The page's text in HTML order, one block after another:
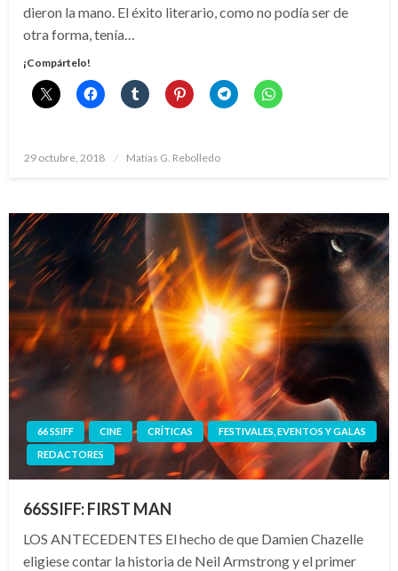
dieron la mano. El éxito literario, como no podía ser de
otra forma, tenía…
¡Compártelo!
Publicado
29 octubre, 2018 Matías G. Rebolledo
66 SSIFF CINE CRÍTICAS
FESTIVALES, EVENTOS Y GALAS
REDACTORES
66SSIFF: FIRST MAN
LOS ANTECEDENTES El hecho de que Damien Chazelle
eligiese contar la historia de Neil Armstrong y el primer